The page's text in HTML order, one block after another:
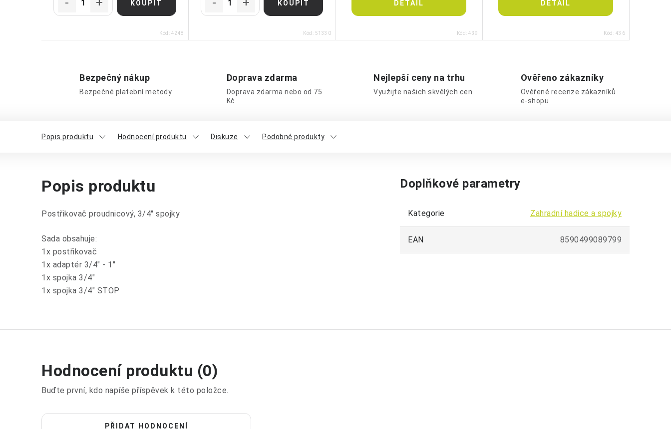
Kód: 4248 Kód: 51330 Kód: 439 Kód: 436
Bezpečný nákup
Bezpečné platební metody
Doprava zdarma
Doprava zdarma nebo od 75
Kč
Nejlepší ceny na trhu
Využijte našich skvělých cen
Ověřeno zákazníky
Ověřené recenze zákazníků
e-shopu
Popis produktu Hodnocení produktu Diskuze Podobné produkty
Popis produktu
Postřikovač proudnicový, 3/4" spojky
Sada obsahuje:
1x postřikovač
1x adaptér 3/4" - 1"
1x spojka 3/4"
1x spojka 3/4" STOP
Doplňkové parametry
Kategorie Zahradní hadice a spojky
EAN 8590499089799
Hodnocení produktu (0)
Buďte první, kdo napíše příspěvek k této položce.
PŘIDAT HODNOCENÍ